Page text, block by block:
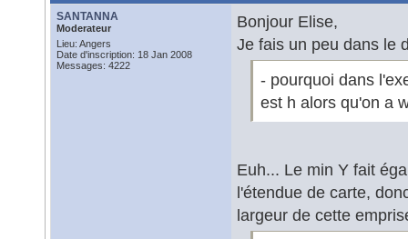
SANTANNA
Moderateur
Lieu: Angers
Date d'inscription: 18 Jan 2008
Messages: 4222
Bonjour Elise,
Je fais un peu dans le
- pourquoi dans
est h alors qu'on a
Euh... Le min Y fait
l'étendue de carte,
largeur de cette